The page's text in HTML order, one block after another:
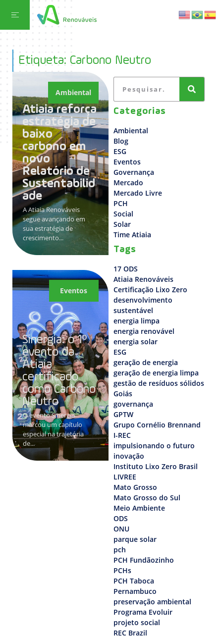
Etiqueta: Carbono Neutro
Ambiental
Atiaia reforça
estratégia de
baixo
carbono em
novo
Relatório de
Sustentabilid
ade
A Atiaia Renováveis
segue avançando em
sua estratégia de
crescimento...
Eventos
Sinergia: o 1º
evento da
Atiaia
certificado
como Carbono
Neutro
O evento Sinergia
marcou um capítulo
especial na trajetória
de...
Categorias
Ambiental
Blog
ESG
Eventos
Governança
Mercado
Mercado Livre
PCH
Social
Solar
Time Atiaia
Tags
17 ODS
Atiaia Renováveis
Certificação Lixo Zero
desenvolvimento
sustentável
energia limpa
energia renovável
energia solar
ESG
geração de energia
geração de energia limpa
gestão de resíduos sólidos
Goiás
governança
GPTW
Grupo Cornélio Brennand
I-REC
impulsionando o futuro
inovação
Instituto Lixo Zero Brasil
LIVREE
Mato Grosso
Mato Grosso do Sul
Meio Ambiente
ODS
ONU
parque solar
pch
PCH Fundãozinho
PCHs
PCH Taboca
Pernambuco
preservação ambiental
Programa Evoluir
projeto social
REC Brazil